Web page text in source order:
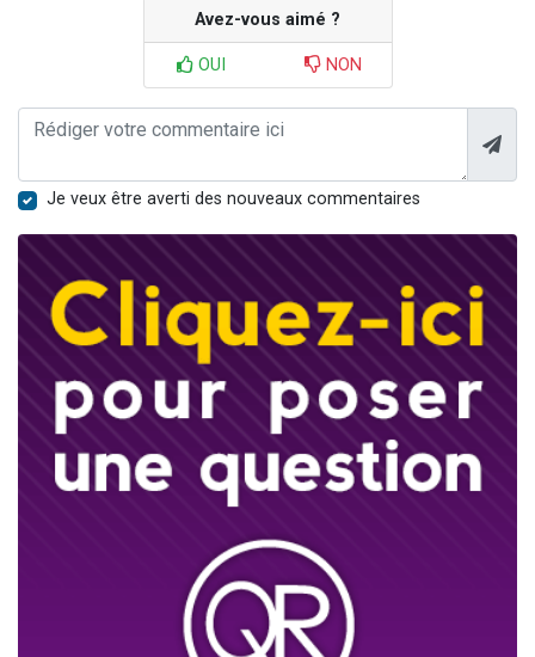
Avez-vous aimé ?
OUI NON
Je veux être averti des nouveaux commentaires